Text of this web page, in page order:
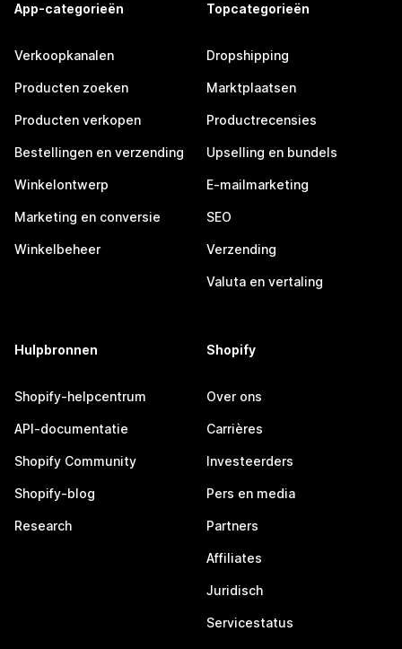
App-categorieën
Verkoopkanalen
Producten zoeken
Producten verkopen
Bestellingen en verzending
Winkelontwerp
Marketing en conversie
Winkelbeheer
Topcategorieën
Dropshipping
Marktplaatsen
Productrecensies
Upselling en bundels
E-mailmarketing
SEO
Verzending
Valuta en vertaling
Hulpbronnen
Shopify-helpcentrum
API-documentatie
Shopify Community
Shopify-blog
Research
Shopify
Over ons
Carrières
Investeerders
Pers en media
Partners
Affiliates
Juridisch
Servicestatus